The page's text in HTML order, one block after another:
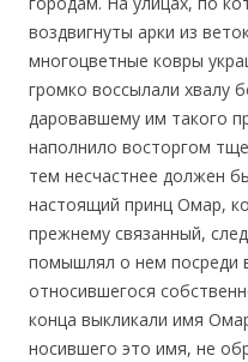
воздвигнуты арки из
многоцветные ковры
громко воссылали хвалу
даровавшему им такого
наполнило восторгом
тем несчастнее должен
настоящий принц Омар,
прежнему связанный,
помышлял о нем посреди
относившегося
конца выкликали имя
носившего это имя, не